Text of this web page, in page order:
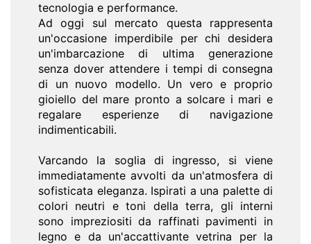
tecnologia e performance.
Ad oggi sul mercato questa rappresenta
un'occasione imperdibile per chi desidera
un'imbarcazione di ultima generazione
senza dover attendere i tempi di consegna
di un nuovo modello. Un vero e proprio
gioiello del mare pronto a solcare i mari e
regalare esperienze di navigazione
indimenticabili.
Varcando la soglia di ingresso, si viene
immediatamente avvolti da un'atmosfera di
sofisticata eleganza. Ispirati a una palette di
colori neutri e toni della terra, gli interni
sono impreziositi da raffinati pavimenti in
legno e da un'accattivante vetrina per la